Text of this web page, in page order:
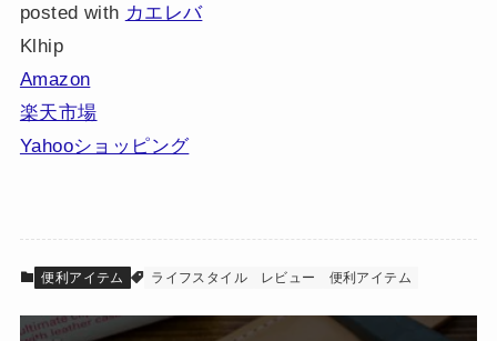
posted with カエレバ
Klhip
Amazon
楽天市場
Yahooショッピング
便利アイテム ライフスタイル レビュー 便利アイテム